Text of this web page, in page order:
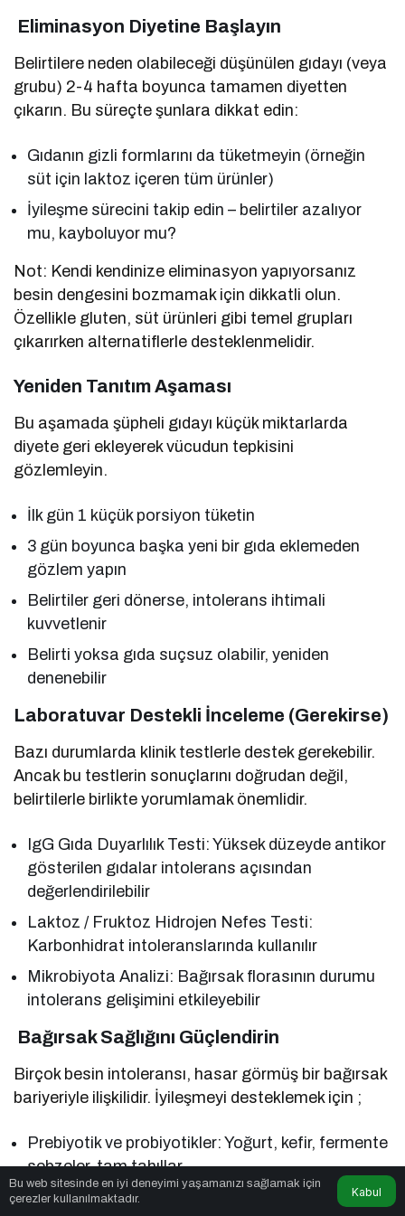
Eliminasyon Diyetine Başlayın
Belirtilere neden olabileceği düşünülen gıdayı (veya
grubu) 2-4 hafta boyunca tamamen diyetten
çıkarın. Bu süreçte şunlara dikkat edin:
Gıdanın gizli formlarını da tüketmeyin (örneğin
süt için laktoz içeren tüm ürünler)
İyileşme sürecini takip edin – belirtiler azalıyor
mu, kayboluyor mu?
Not: Kendi kendinize eliminasyon yapıyorsanız
besin dengesini bozmamak için dikkatli olun.
Özellikle gluten, süt ürünleri gibi temel grupları
çıkarırken alternatiflerle desteklenmelidir.
Yeniden Tanıtım Aşaması
Bu aşamada şüpheli gıdayı küçük miktarlarda
diyete geri ekleyerek vücudun tepkisini
gözlemleyin.
İlk gün 1 küçük porsiyon tüketin
3 gün boyunca başka yeni bir gıda eklemeden
gözlem yapın
Belirtiler geri dönerse, intolerans ihtimali
kuvvetlenir
Belirti yoksa gıda suçsuz olabilir, yeniden
denenebilir
Laboratuvar Destekli İnceleme (Gerekirse)
Bazı durumlarda klinik testlerle destek gerekebilir.
Ancak bu testlerin sonuçlarını doğrudan değil,
belirtilerle birlikte yorumlamak önemlidir.
IgG Gıda Duyarlılık Testi: Yüksek düzeyde antikor
gösterilen gıdalar intolerans açısından
değerlendirilebilir
Laktoz / Fruktoz Hidrojen Nefes Testi:
Karbonhidrat intoleranslarında kullanılır
Mikrobiyota Analizi: Bağırsak florasının durumu
intolerans gelişimini etkileyebilir
Bağırsak Sağlığını Güçlendirin
Birçok besin intoleransı, hasar görmüş bir bağırsak
bariyeriyle ilişkilidir. İyileşmeyi desteklemek için ;
Prebiyotik ve probiyotikler: Yoğurt, kefir, fermente
sebzeler, tam tahıllar
Omega-3 yağ asitleri: Enflamasyonu azaltır
Bu web sitesinde en iyi deneyimi yaşamanızı sağlamak için
çerezler kullanılmaktadır.
Kabul